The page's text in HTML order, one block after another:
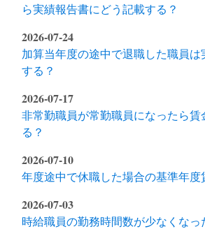
ら実績報告書にどう記載する？
2026-07-24
加算当年度の途中で退職した職員
する？
2026-07-17
非常勤職員が常勤職員になったら賃
る？
2026-07-10
年度途中で休職した場合の基準年度
2026-07-03
時給職員の勤務時間数が少なくな